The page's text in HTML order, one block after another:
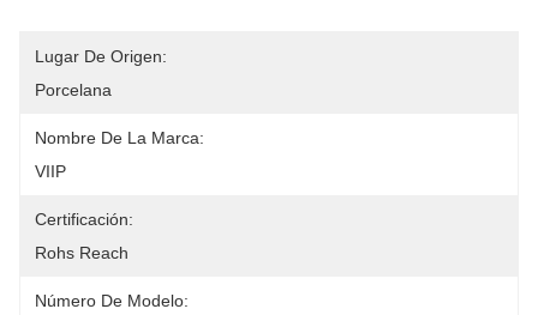
Lugar De Origen:
Porcelana
Nombre De La Marca:
VIIP
Certificación:
Rohs Reach
Número De Modelo: